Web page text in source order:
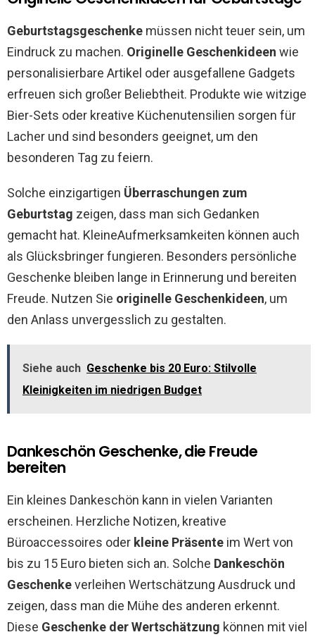
Geburtstagsgeschenke müssen nicht teuer sein, um
Eindruck zu machen. Originelle Geschenkideen wie
personalisierbare Artikel oder ausgefallene Gadgets
erfreuen sich großer Beliebtheit. Produkte wie witzige
Bier-Sets oder kreative Küchenutensilien sorgen für
Lacher und sind besonders geeignet, um den
besonderen Tag zu feiern.
Solche einzigartigen Überraschungen zum
Geburtstag zeigen, dass man sich Gedanken
gemacht hat. KleineAufmerksamkeiten können auch
als Glücksbringer fungieren. Besonders persönliche
Geschenke bleiben lange in Erinnerung und bereiten
Freude. Nutzen Sie originelle Geschenkideen, um
den Anlass unvergesslich zu gestalten.
Siehe auch Geschenke bis 20 Euro: Stilvolle
Kleinigkeiten im niedrigen Budget
Dankeschön Geschenke, die Freude
bereiten
Ein kleines Dankeschön kann in vielen Varianten
erscheinen. Herzliche Notizen, kreative
Büroaccessoires oder kleine Präsente im Wert von
bis zu 15 Euro bieten sich an. Solche Dankeschön
Geschenkeverleihen Wertschätzung Ausdruck und
zeigen, dass man die Mühe des anderen erkennt.
Diese Geschenke der Wertschätzung können mit viel